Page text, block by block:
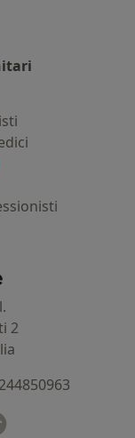
2
scheda
nuova scheda
in una nuova